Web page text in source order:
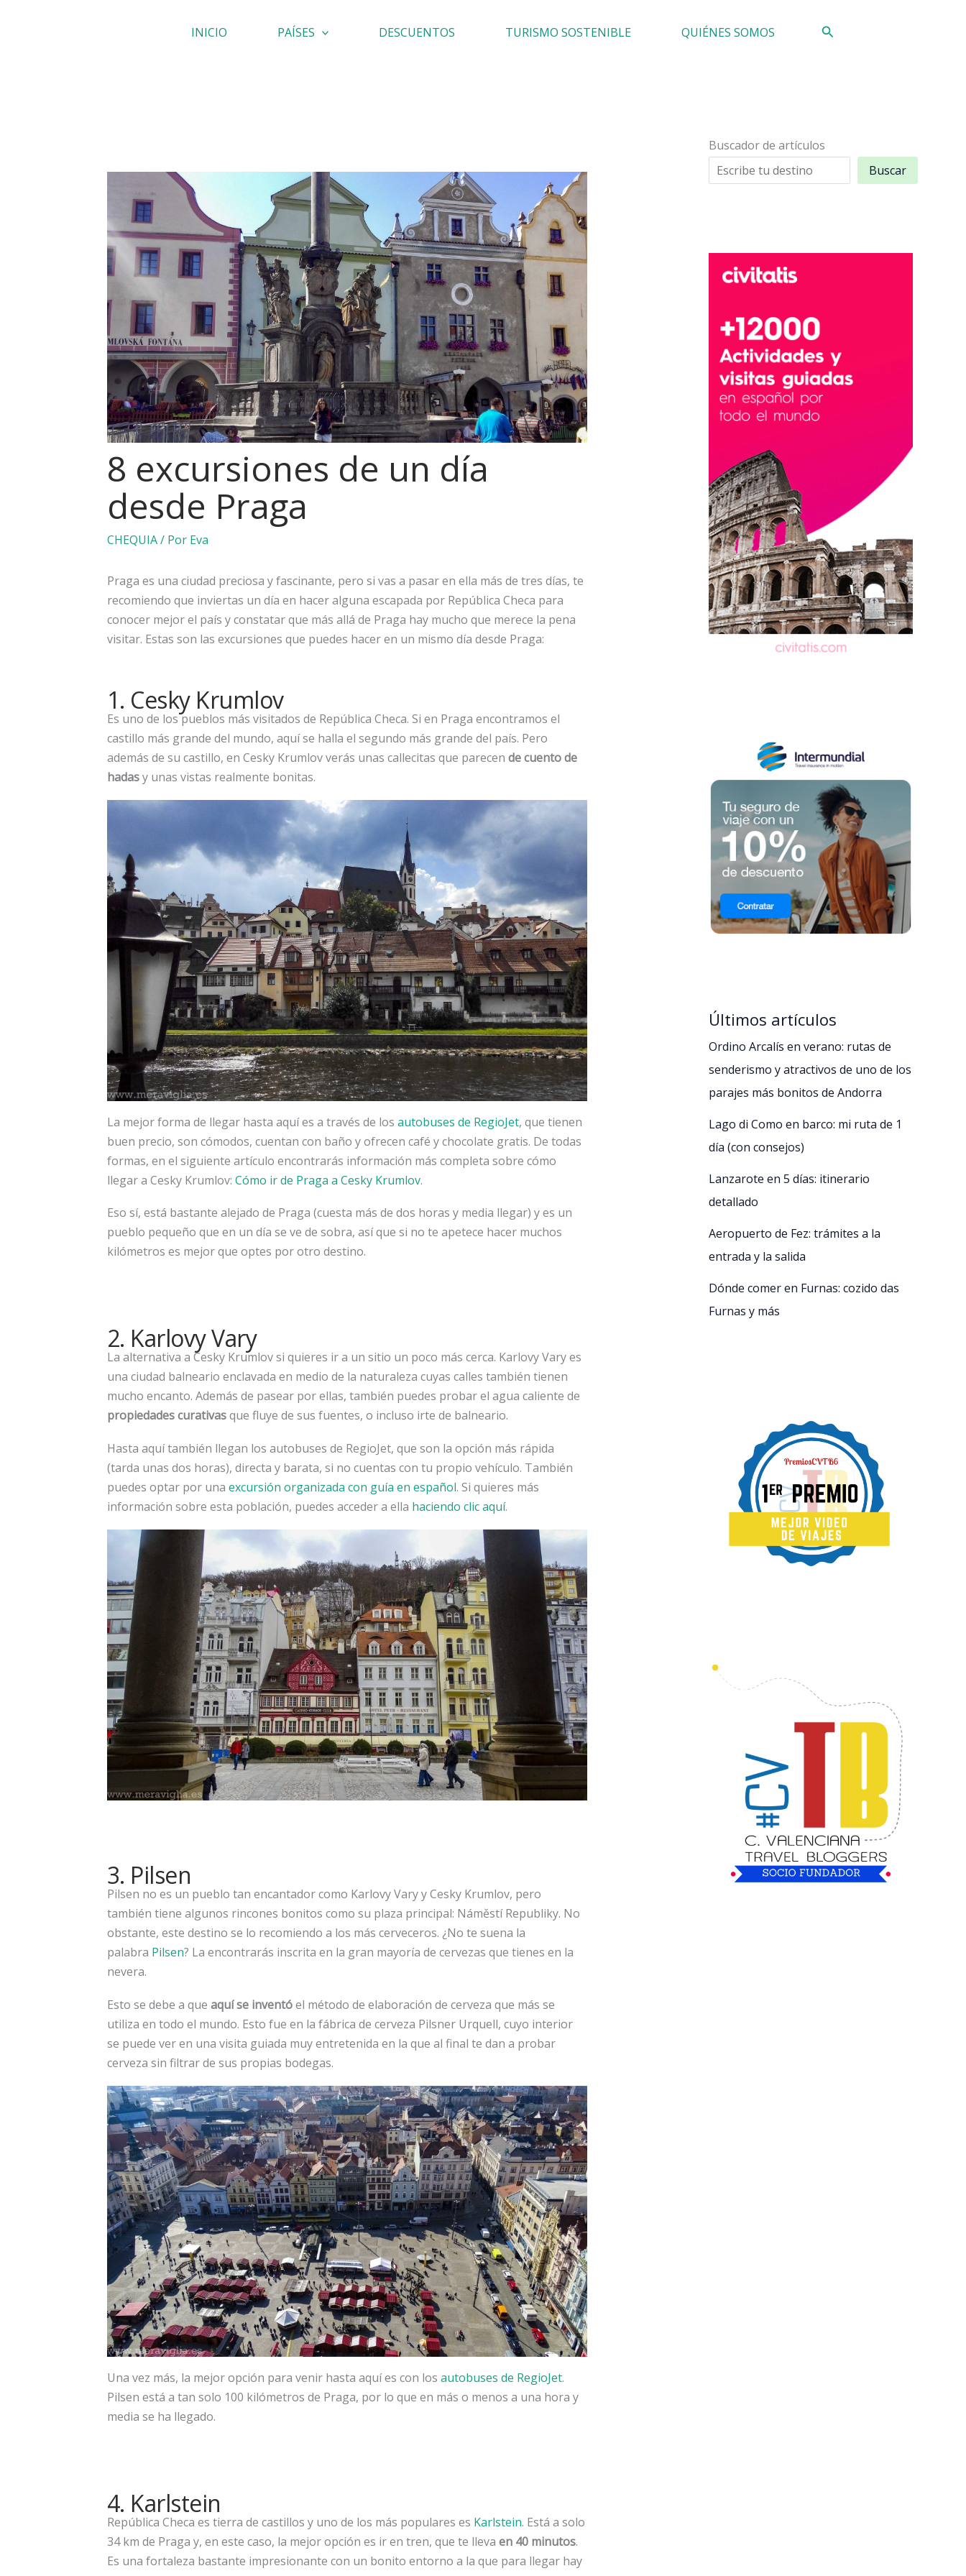
INICIO PAÍSES DESCUENTOS TURISMO SOSTENIBLE QUIÉNES SOMOS Buscar
8 excursiones de un día
desde Praga
CHEQUIA/ Por Eva
Praga es una ciudad preciosa y fascinante, pero si vas a pasar en ella más de tres días, te
recomiendo que inviertas un día en hacer alguna escapada por República Checa para
conocer mejor el país y constatar que más allá de Praga hay mucho que merece la pena
visitar. Estas son las excursiones que puedes hacer en un mismo día desde Praga:
1. Cesky Krumlov
Es uno de los pueblos más visitados de República Checa. Si en Praga encontramos el
castillo más grande del mundo, aquí se halla el segundo más grande del país. Pero
además de su castillo, en Cesky Krumlov verás unas callecitas que parecen de cuento de
hadasy unas vistas realmente bonitas.
La mejor forma de llegar hasta aquí es a través de los autobuses de RegioJet, que tienen
buen precio, son cómodos, cuentan con baño y ofrecen café y chocolate gratis. De todas
formas, en el siguiente artículo encontrarás información más completa sobre cómo
llegar a Cesky Krumlov: Cómo ir de Praga a Cesky Krumlov.
Eso sí, está bastante alejado de Praga (cuesta más de dos horas y media llegar) y es un
pueblo pequeño que en un día se ve de sobra, así que si no te apetece hacer muchos
kilómetros es mejor que optes por otro destino.
2. Karlovy Vary
La alternativa a Cesky Krumlov si quieres ir a un sitio un poco más cerca. Karlovy Vary es
una ciudad balneario enclavada en medio de la naturaleza cuyas calles también tienen
mucho encanto. Además de pasear por ellas, también puedes probar el agua caliente de
propiedades curativasque fluye de sus fuentes, o incluso irte de balneario.
Hasta aquí también llegan los autobuses de RegioJet, que son la opción más rápida
(tarda unas dos horas), directa y barata, si no cuentas con tu propio vehículo. También
puedes optar por una excursión organizada con guía en español. Si quieres más
información sobre esta población, puedes acceder a ella haciendo clic aquí.
3. Pilsen
Pilsen no es un pueblo tan encantador como Karlovy Vary y Cesky Krumlov, pero
también tiene algunos rincones bonitos como su plaza principal: Náměstí Republiky. No
obstante, este destino se lo recomiendo a los más cerveceros. ¿No te suena la
palabra Pilsen? La encontrarás inscrita en la gran mayoría de cervezas que tienes en la
nevera.
Esto se debe a que aquí se inventóel método de elaboración de cerveza que más se
utiliza en todo el mundo. Esto fue en la fábrica de cerveza Pilsner Urquell, cuyo interior
se puede ver en una visita guiada muy entretenida en la que al final te dan a probar
cerveza sin filtrar de sus propias bodegas.
Una vez más, la mejor opción para venir hasta aquí es con los autobuses de RegioJet.
Pilsen está a tan solo 100 kilómetros de Praga, por lo que en más o menos a una hora y
media se ha llegado.
4. Karlstein
República Checa es tierra de castillos y uno de los más populares es Karlstein. Está a solo
34 km de Praga y, en este caso, la mejor opción es ir en tren, que te lleva en 40 minutos.
Es una fortaleza bastante impresionante con un bonito entorno a la que para llegar hay
Buscador de artículos
Buscar
Últimos artículos
Ordino Arcalís en verano: rutas de
senderismo y atractivos de uno de los
parajes más bonitos de Andorra
Lago di Como en barco: mi ruta de 1
día (con consejos)
Lanzarote en 5 días: itinerario
detallado
Aeropuerto de Fez: trámites a la
entrada y la salida
Dónde comer en Furnas: cozido das
Furnas y más